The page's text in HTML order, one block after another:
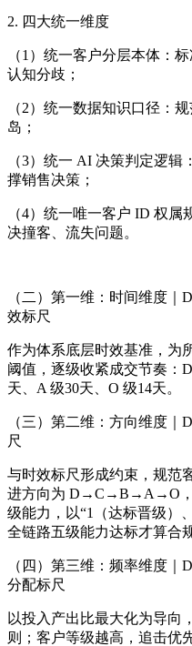
2. 四大统一维度
（1）统一客户分层本体：
认知分歧；
（2）统一数据知识口径：
岛；
（3）统一 AI 决策判定逻
撑销售决策；
（4）统一唯一客户 ID 权
决撞客、流失问题。
（二）第一维：时间维度
效标尺
作为体系底层时效基准，为
阈值，逐级收紧成交节奏：
天、A 级30天、O 级14天。
（三）第二维：方向维度
尺
与时效标尺形成约束，规范
进方向为 D→C→B→A→O，
级能力，以“1（达标晋级）
全链路五级能力达标才算合
（四）第三维：频率维度
分配标尺
以投入产出比最大化为导向
则；客户等级越高，追击优